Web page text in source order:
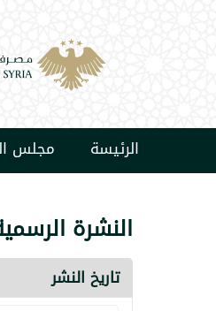
الرئيسة مجلس
النشرة
تاريخ النشر